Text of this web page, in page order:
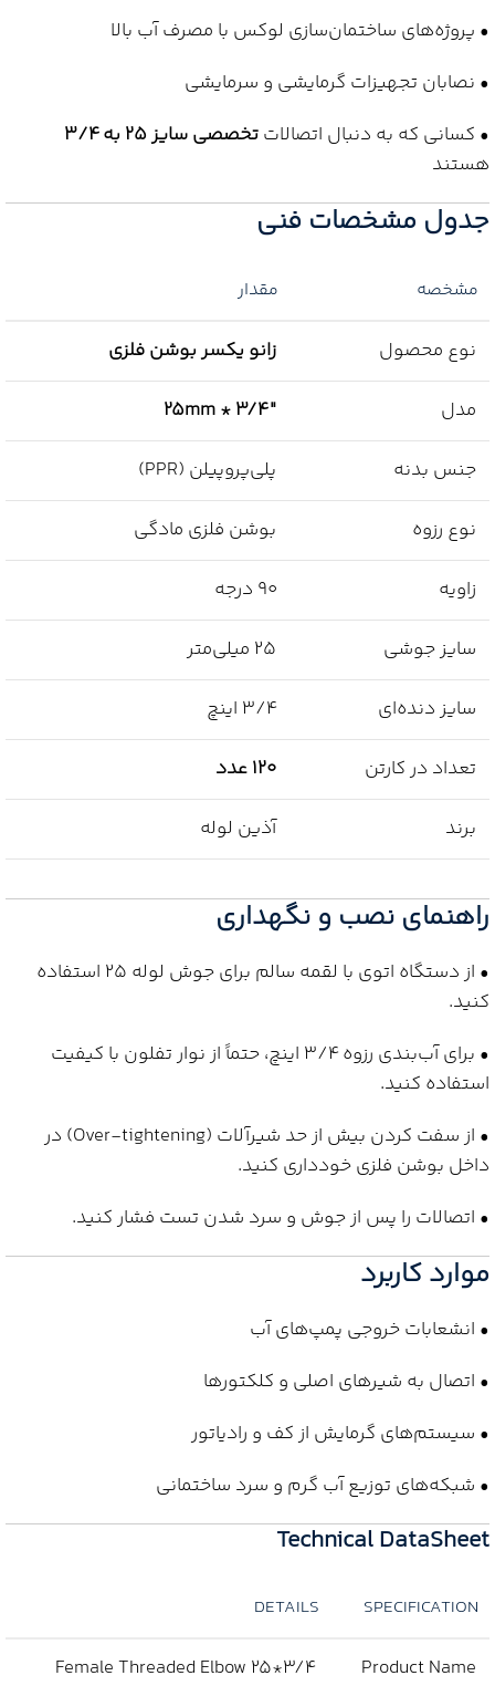
• پروژه‌های ساختمان‌سازی لوکس با مصرف آب بالا
• نصابان تجهیزات گرمایشی و سرمایشی
• کسانی که به دنبال اتصالاتتخصصی سایز 25 به 3/4
هستند
جدول مشخصات فنی
مشخصه مقدار
نوع محصول زانو یکسر بوشن فلزی
مدل 25mm * 3/4″
جنس بدنه پلی‌پروپیلن (PPR)
نوع رزوه بوشن فلزی مادگی
زاویه 90 درجه
سایز جوشی 25 میلی‌متر
سایز دنده‌ای 3/4 اینچ
تعداد در کارتن 120 عدد
برند آذین لوله
راهنمای نصب و نگهداری
• از دستگاه اتوی با لقمه سالم برای جوش لوله 25 استفاده
کنید.
• برای آب‌بندی رزوه 3/4 اینچ، حتماً از نوار تفلون با کیفیت
استفاده کنید.
• از سفت کردن بیش از حد شیرآلات (Over-tightening) در
داخل بوشن فلزی خودداری کنید.
• اتصالات را پس از جوش و سرد شدن تست فشار کنید.
موارد کاربرد
• انشعابات خروجی پمپ‌های آب
• اتصال به شیرهای اصلی و کلکتورها
• سیستم‌های گرمایش از کف و رادیاتور
• شبکه‌های توزیع آب گرم و سرد ساختمانی
Technical DataSheet
SPECIFICATION
DETAILS
Product Name
Female Threaded Elbow 25*3/4